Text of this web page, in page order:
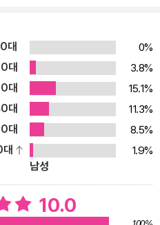
걸음 더] 코너에서는 여러분이
, 나만의 스타일을 부여하는 /tun
등 미드저니를 더 잘 활용할 수 있
킵콴 작가만의 꿀팁 제공! 이
터 부분 변형하는 방법까지! 스
야 하는 분을 위해 ‘일관성을 유
만의 비법을 공개합니다. 또한 만
때 프롬프트를 새로 작성하지 않
수 있는 방법도 담았습니다. 마
대
0%
대
3.8%
대
15.1%
대
11.3%
대
8.5%
1.9%
남성
10.0